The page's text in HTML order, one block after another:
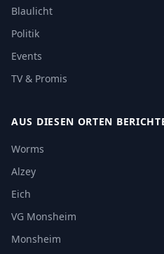
Blaulicht
Politik
Events
TV & Promis
AUS DIESEN ORTEN
Worms
Alzey
Eich
VG Monsheim
Monsheim